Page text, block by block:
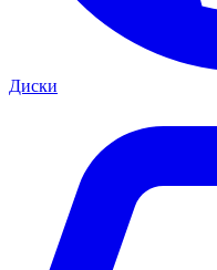
Диски